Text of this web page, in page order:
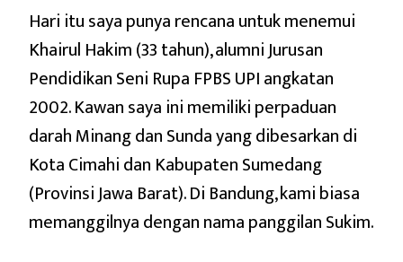
Hari itu saya punya rencana untuk menemui
Khairul Hakim (33 tahun), alumni Jurusan
Pendidikan Seni Rupa FPBS UPI angkatan
2002. Kawan saya ini memiliki perpaduan
darah Minang dan Sunda yang dibesarkan di
Kota Cimahi dan Kabupaten Sumedang
(Provinsi Jawa Barat). Di Bandung, kami biasa
memanggilnya dengan nama panggilan Sukim.